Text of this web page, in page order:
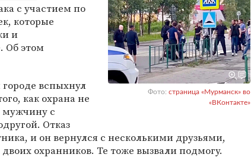
Фото: страница «Мурманск» во
«ВКонтакте»
с участием по
которые
и
Об этом
вспыхнул
как охрана не
мужчину с
Отказ
и он вернулся с несколькими друзьями,
охранников. Те тоже вызвали подмогу.